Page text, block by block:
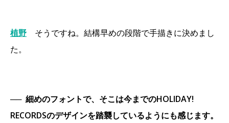
植野
そうですね。結構早めの段階で手描きに決めまし
た。
── 細めのフォントで、そこは今までのHOLIDAY!
RECORDSのデザインを踏襲しているようにも感じます。